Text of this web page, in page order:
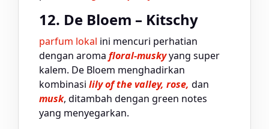
12. De Bloem – Kitschy
parfum lokal ini mencuri perhatian
dengan aroma floral-muskyyang super
kalem. De Bloem menghadirkan
kombinasi lily of the valley, rose, dan
musk, ditambah dengan green notes
yang menyegarkan.